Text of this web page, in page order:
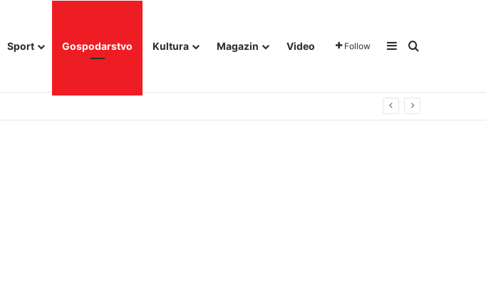
Sport Gospodarstvo Kultura Magazin Video Follow Sidebar
Traži